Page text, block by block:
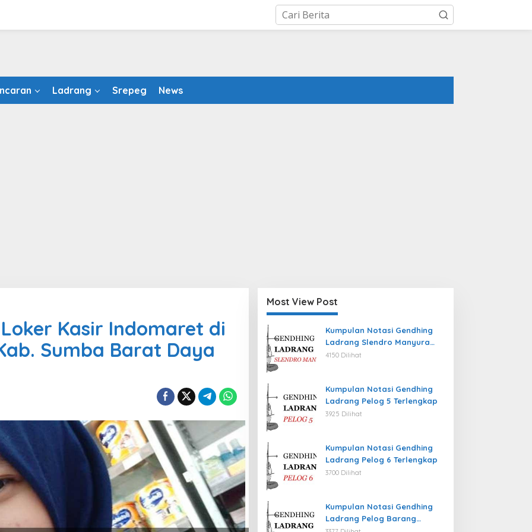
Ladrang Srepeg News
Kasir Indomaret di
Sumba Barat Daya
Most View Post
Kumpulan Notasi Gendhing
Ladrang Slendro Manyura
Terlengkap
4150 Dilihat
Kumpulan Notasi Gendhing
Ladrang Pelog 5 Terlengkap
3925 Dilihat
Kumpulan Notasi Gendhing
Ladrang Pelog 6 Terlengkap
3700 Dilihat
Kumpulan Notasi Gendhing
Ladrang Pelog Barang